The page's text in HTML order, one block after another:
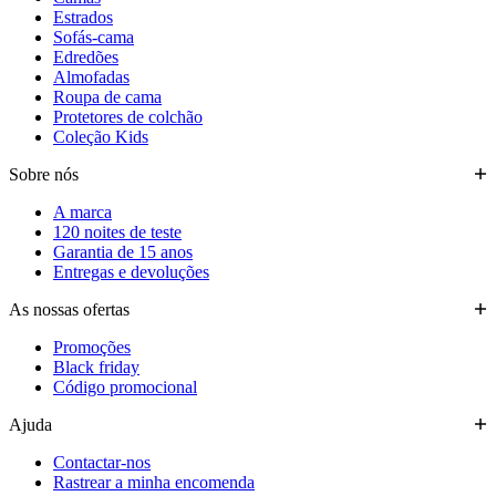
Estrados
Sofás-cama
Edredões
Almofadas
Roupa de cama
Protetores de colchão
Coleção Kids
Sobre nós
A marca
120 noites de teste
Garantia de 15 anos
Entregas e devoluções
As nossas ofertas
Promoções
Black friday
Código promocional
Ajuda
Contactar-nos
Rastrear a minha encomenda